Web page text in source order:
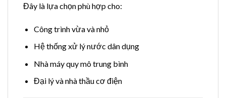
Đây là lựa chọn phù hợp cho:
Công trình vừa và nhỏ
Hệ thống xử lý nước dân dụng
Nhà máy quy mô trung bình
Đại lý và nhà thầu cơ điện